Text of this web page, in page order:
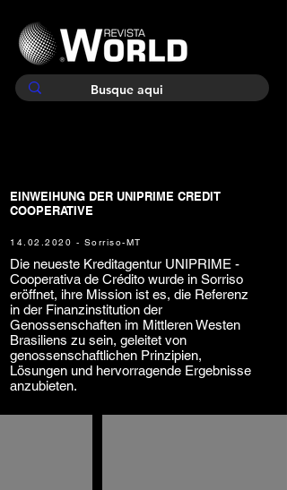
EINWEIHUNG DER UNIPRIME CREDIT
COOPERATIVE
14.02.2020 - Sorriso-MT
Die neueste Kreditagentur UNIPRIME -
Cooperativa de Crédito wurde in Sorriso
eröffnet, ihre Mission ist es, die Referenz
in der Finanzinstitution der
Genossenschaften im Mittleren Westen
Brasiliens zu sein, geleitet von
genossenschaftlichen Prinzipien,
Lösungen und hervorragende Ergebnisse
anzubieten.